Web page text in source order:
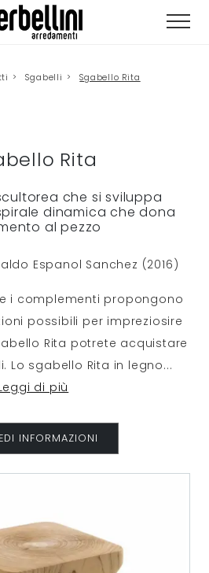
> Sgabelli > Sgabello Rita
Rita
che si sviluppa
dinamica che dona
al pezzo
Espanol Sanchez (2016)
i complementi propongono
possibili per impreziosire
Rita potrete acquistare
Lo sgabello Rita in legno...
di più
INFORMAZIONI